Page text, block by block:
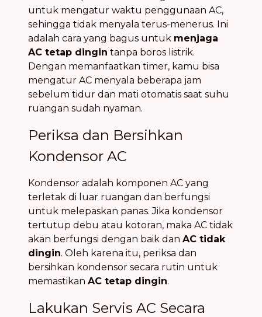
untuk mengatur waktu penggunaan AC,
sehingga tidak menyala terus-menerus. Ini
adalah cara yang bagus untuk menjaga
AC tetap dingin tanpa boros listrik.
Dengan memanfaatkan timer, kamu bisa
mengatur AC menyala beberapa jam
sebelum tidur dan mati otomatis saat suhu
ruangan sudah nyaman.
Periksa dan Bersihkan
Kondensor AC
Kondensor adalah komponen AC yang
terletak di luar ruangan dan berfungsi
untuk melepaskan panas. Jika kondensor
tertutup debu atau kotoran, maka AC tidak
akan berfungsi dengan baik dan AC tidak
dingin. Oleh karena itu, periksa dan
bersihkan kondensor secara rutin untuk
memastikan AC tetap dingin.
Lakukan Servis AC Secara